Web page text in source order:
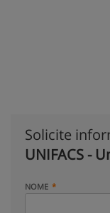
Solicite
UNIFACS -
NOME